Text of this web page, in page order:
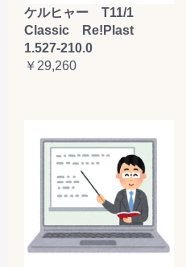
ケルヒャー T11/1
Classic Re!Plast
1.527-210.0
￥29,260